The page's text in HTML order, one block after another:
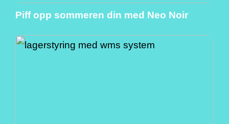
Piff opp sommeren din med Neo Noir